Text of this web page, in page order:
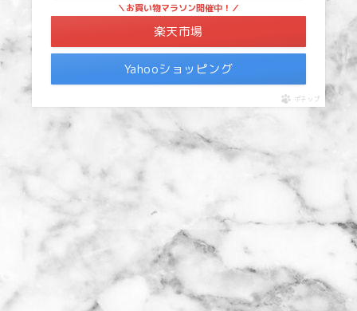
＼お買い物マラソン開催中！／
楽天市場
Yahooショッピング
ポチップ